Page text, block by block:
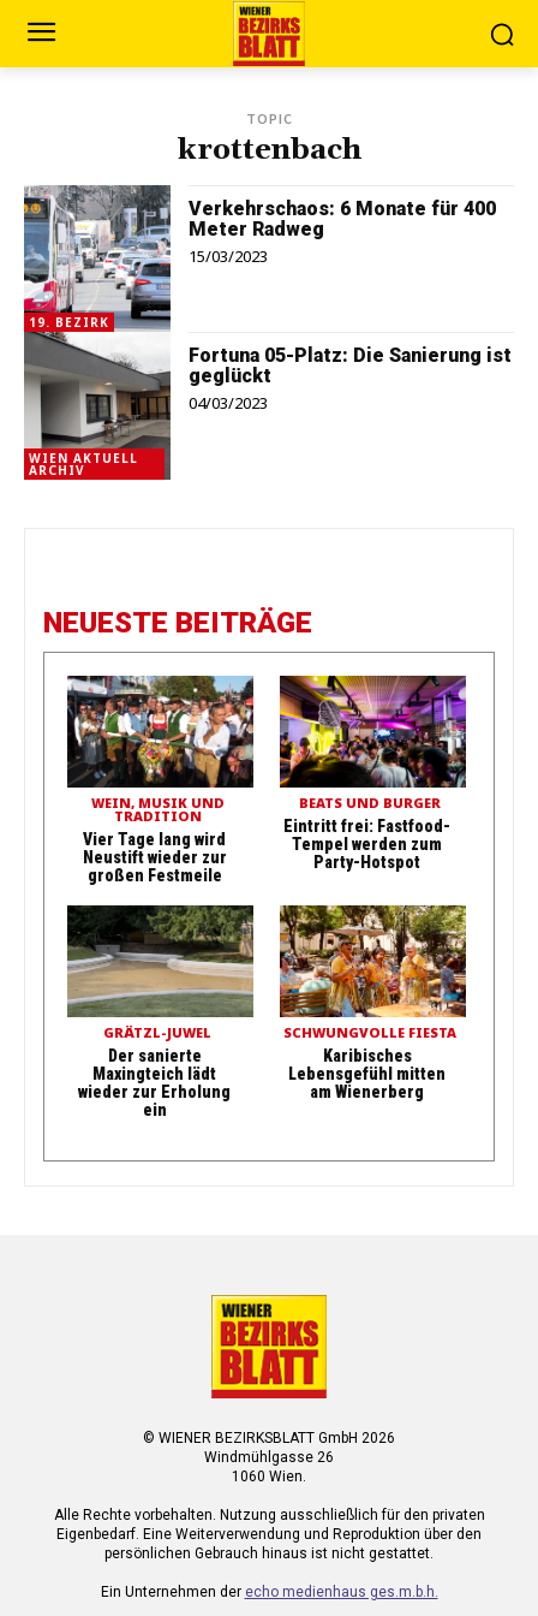
TOPIC
krottenbach
19. BEZIRK
Verkehrschaos: 6 Monate für 400
Meter Radweg
15/03/2023
WIEN AKTUELL
ARCHIV
Fortuna 05-Platz: Die Sanierung ist
geglückt
04/03/2023
NEUESTE BEITRÄGE
WEIN, MUSIK UND
TRADITION
Vier Tage lang wird
Neustift wieder zur
großen Festmeile
BEATS UND BURGER
Eintritt frei: Fastfood-
Tempel werden zum
Party-Hotspot
GRÄTZL-JUWEL
Der sanierte
Maxingteich lädt
wieder zur Erholung
ein
SCHWUNGVOLLE FIESTA
Karibisches
Lebensgefühl mitten
am Wienerberg
© WIENER BEZIRKSBLATT GmbH 2026
Windmühlgasse 26
1060 Wien.
Alle Rechte vorbehalten. Nutzung ausschließlich für den privaten
Eigenbedarf. Eine Weiterverwendung und Reproduktion über den
persönlichen Gebrauch hinaus ist nicht gestattet.
Ein Unternehmen der echo medienhaus ges.m.b.h.